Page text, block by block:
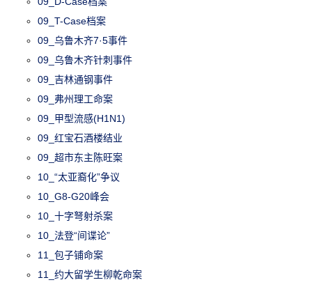
09_T-Case档案
09_乌鲁木齐7·5事件
09_乌鲁木齐针刺事件
09_吉林通钢事件
09_弗州理工命案
09_甲型流感(H1N1)
09_红宝石酒楼结业
09_超市东主陈旺案
10_“太亚裔化”争议
10_G8-G20峰会
10_十字弩射杀案
10_法登“间谍论”
11_包子铺命案
11_约大留学生柳乾命案